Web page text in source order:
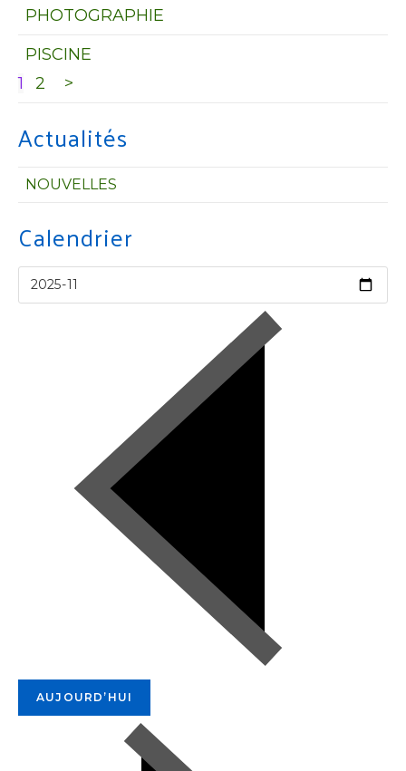
PHOTOGRAPHIE
PISCINE
1
2 >
Actualités
NOUVELLES
Calendrier
AUJOURD’HUI